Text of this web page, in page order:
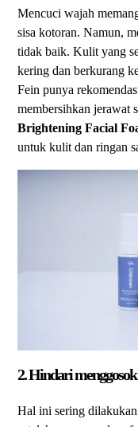
Mencuci wajah
sisa kotoran. Namun,
tidak baik. Kulit yang
kering dan berkurang
Fein punya
membersihkan jerawat
Brightening Facial
untuk kulit dan ringan
2. Hindari
Hal ini sering